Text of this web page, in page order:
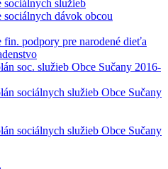
sociálnych služieb
sociálnych dávok obcou
fin. podpory pre narodené dieťa
soc. služieb Obce Sučany 2016-
sociálnych služieb Obce Sučany
sociálnych služieb Obce Sučany